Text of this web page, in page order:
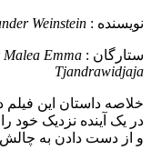
نويسنده : Weinstein
ستارگان : Emma
Tjandrawidjaja
خلاصه داستان این
در یک آینده نزدیک
و از دست دادن به